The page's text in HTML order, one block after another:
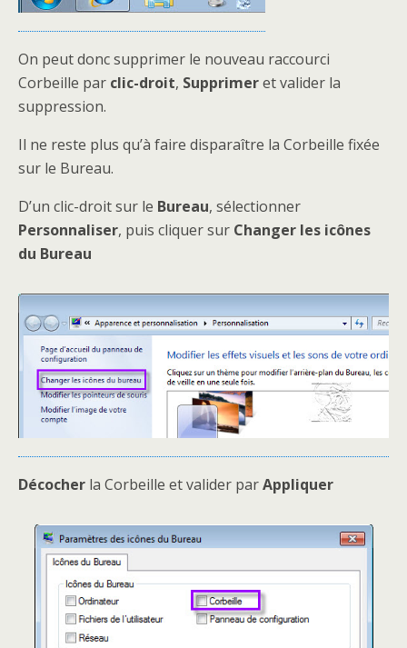
On peut donc supprimer le nouveau raccourci
Corbeille par clic-droit, Supprimeret valider la
suppression.
Il ne reste plus qu’à faire disparaître la Corbeille fixée
sur le Bureau.
D’un clic-droit sur le Bureau, sélectionner
Personnaliser, puis cliquer sur Changer les icônes
du Bureau
Décocher la Corbeille et valider parAppliquer